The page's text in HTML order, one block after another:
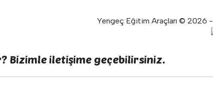
Yengeç Eğitim Araçları © 2026 -
Bizimle iletişime geçebilirsiniz.